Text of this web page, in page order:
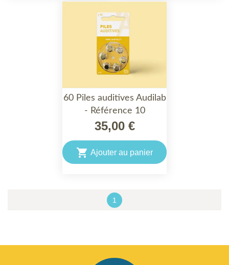
60 Piles auditives Audilab
- Référence 10
35,00 €
 Ajouter au panier
1